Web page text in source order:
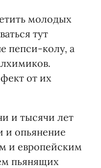
молодых
тут
пепси-колу, а
от их
и тысячи лет
и опьянение
и европейским
пьянящих